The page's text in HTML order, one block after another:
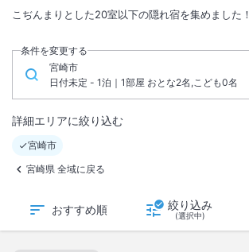
こぢんまりとした20室以下の隠れ宿を集めました！
条件を変更する
宮崎市
日付未定 - 1泊｜1部屋 おとな2名,こども0名
詳細エリアに絞り込む
宮崎市
宮崎県 全域に戻る
おすすめ順 絞り込み
(選択中)